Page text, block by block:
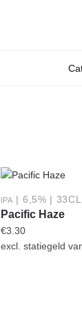
IPA | 6,5% | 33CL
Pacific Haze
€3.30
excl. statiegeld